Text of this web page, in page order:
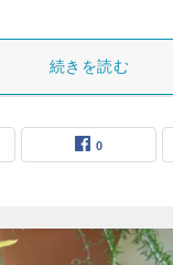
続きを読む
0